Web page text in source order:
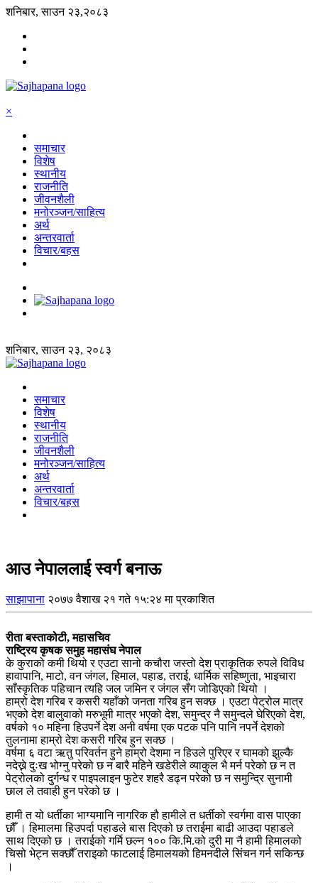
शनिबार, साउन २३,२०८३
×
समाचार
विशेष
स्थानीय
राजनीति
जीवनशैली
मनोरञ्जन/साहित्य
अर्थ
अन्तरवार्ता
विचार/बहस
शनिबार, साउन २३, २०८३
समाचार
विशेष
स्थानीय
राजनीति
जीवनशैली
मनोरञ्जन/साहित्य
अर्थ
अन्तरवार्ता
विचार/बहस
आउ नेपाललाई स्वर्ग बनाऊ
साझापाना २०७७ वैशाख २१ गते १५:२४ मा प्रकाशित
रीता बस्ताकोटी, महासचिव
राष्ट्रिय कृषक समुह महासंघ नेपाल
के कुराको कमी थियो र एउटा सानो कचौरा जस्तो देश प्राकृतिक रुपले विविध
हावापानि, माटो, वन जंगल, हिमाल, पहाड, तराई, धार्मिक सहिष्णुता, भाइचारा
साँस्कृतिक पहिचान त्यहि जल जमिन र जंगल सँग जोडिएको थियो ।
हाम्रो देश गरिब र कसरी यहाँको जनता गरिब हुन सक्छ । एउटा पेट्रोल मात्र
भएको देश बालुवाको मरुभूमी मात्र भएको देश, समुन्द्र नै समुन्दले घेरिएको देश,
वर्षको १० महिना हिउपर्ने देश अनी वर्षमा एक पटक पनि पानि नपर्ने देशको
तुलनामा हाम्रो देश कसरी गरिब हुन सक्छ ।
वर्षमा ६ वटा ऋतु परिवर्तन हुने हाम्रो देशमा न हिउले पुरिएर र घामको झुल्कै
नदेख्ने दुःख भोग्नु परेको छ न बारै महिने खडेरीले व्याकुल भै मर्न परेको छ न त
पेट्रोलको दुर्गन्ध र पाइपलाइन फुटेर शहरै डढ्न परेको छ न समुन्द्रि सुनामी
छाल ले तवाही हुन परेको छ ।
हामी त यो धर्तीका भाग्यमानि नागरिक हौ हामीले त धर्तीको स्वर्गमा वास पाएका
छौँ । हिमालमा हिउपर्दा पहाडले बास दिएको छ तराईमा बाढी आउदा पहाडले
साथ दिएको छ । तराईको गर्मि छल्न १०० कि.मि.को दुरी मा नै हामी हिमालको
चिसो भेट्न सक्छौँ तराइको फाटलाई हिमालयको हिमनदीले सिंचन गर्न सकिन्छ
।